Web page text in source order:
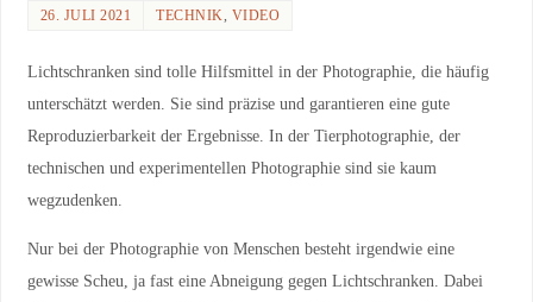
26. JULI 2021 TECHNIK VIDEO
Lichtschranken sind tolle Hilfsmittel in der Photographie, die häufig
unterschätzt werden. Sie sind präzise und garantieren eine gute
Reproduzierbarkeit der Ergebnisse. In der Tierphotographie, der
technischen und experimentellen Photographie sind sie kaum
wegzudenken.
Nur bei der Photographie von Menschen besteht irgendwie eine
gewisse Scheu, ja fast eine Abneigung gegen Lichtschranken. Dabei